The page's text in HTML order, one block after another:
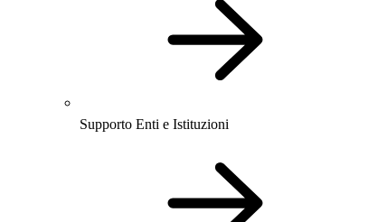
Supporto Enti e Istituzioni